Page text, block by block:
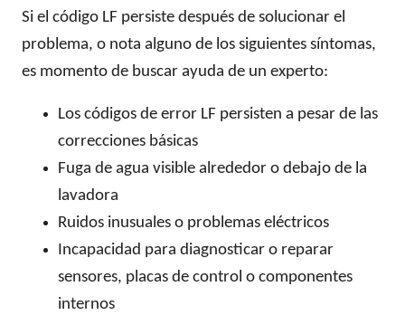
Si el código LF persiste después de solucionar el
problema, o nota alguno de los siguientes síntomas,
es momento de buscar ayuda de un experto:
Los códigos de error LF persisten a pesar de las
correcciones básicas
Fuga de agua visible alrededor o debajo de la
lavadora
Ruidos inusuales o problemas eléctricos
Incapacidad para diagnosticar o reparar
sensores, placas de control o componentes
internos